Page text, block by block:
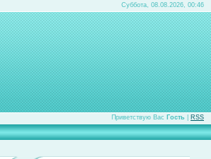
Суббота, 08.08.2026, 00:46
Приветствую Вас Гость RSS